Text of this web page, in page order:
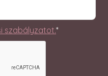
szabályzatot.*